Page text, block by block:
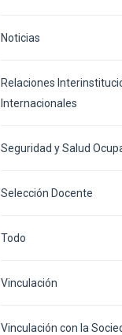
Noticias
Relaciones
Internacionales
Seguridad y Salud
Selección Docente
Todo
Vinculación
Vinculación con la